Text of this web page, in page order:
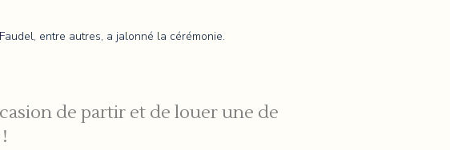
entre autres, a jalonné la cérémonie.
de partir et de louer une de